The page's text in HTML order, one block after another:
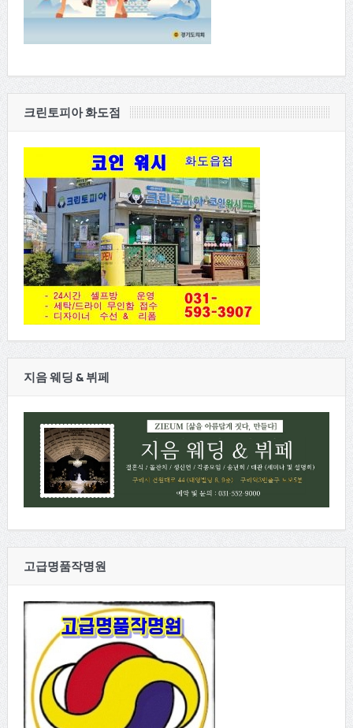
크린토피아 화도점
지음 웨딩 & 뷔페
고급명품작명원